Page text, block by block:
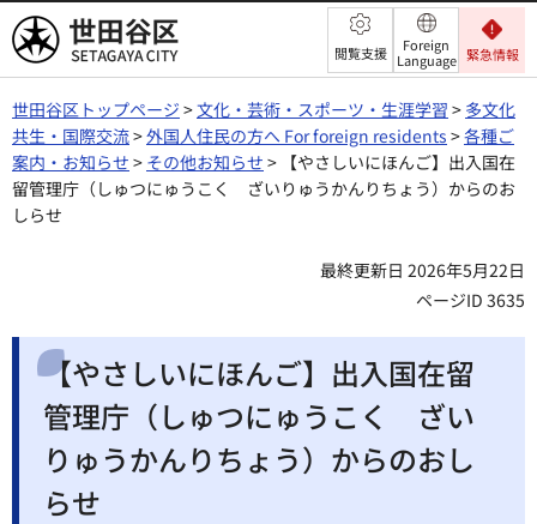
世田谷区 閲覧支援
Foreign
Language 緊急情報
世田谷区トップページ >文化・芸術・スポーツ・生涯学習 > 多文化
共生・国際交流>外国人住民の方へ For foreign residents >各種ご
案内・お知らせ > その他お知らせ > 【やさしいにほんご】出入国在
留管理庁（しゅつにゅうこく ざいりゅうかんりちょう）からのお
しらせ
最終更新日 2026年5月22日
ページID 3635
【やさしいにほんご】出入国在留
管理庁（しゅつにゅうこく ざい
りゅうかんりちょう）からのおし
らせ